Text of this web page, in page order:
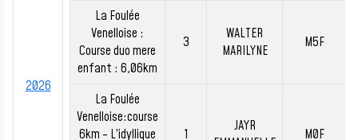
2026
La Foulée
Venelloise :
Course duo mere
enfant : 6,06km
3
WALTER
MARILYNE
M5F
La Foulée
Venelloise:course
6km - L’idyllique
1
JAYR
M0F